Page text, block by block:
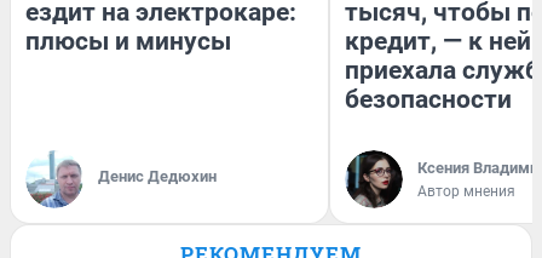
ездит на электрокаре:
плюсы и минусы
Денис Дедюхин
тысяч, чтобы
кредит, — к
приехала
безопасности
Ксения
Автор мнения